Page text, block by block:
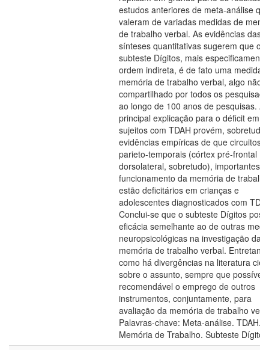
estudos anteriores de meta-análise
valeram de variadas medidas de
de trabalho verbal. As evidências das
sínteses quantitativas sugerem que o
subteste Dígitos, mais
ordem indireta, é de fato uma medida
memória de trabalho verbal, algo não
compartilhado por todos os
ao longo de 100 anos de pesquisas. A
principal explicação para o déficit em
sujeitos com TDAH provém,
evidências empíricas de que circuitos
parieto-temporais (córtex pré-frontal
dorsolateral, sobretudo), importantes
funcionamento da memória de
estão deficitários em crianças e
adolescentes diagnosticados com
Conclui-se que o subteste Dígitos
eficácia semelhante ao de outras
neuropsicológicas na investigação da
memória de trabalho verbal.
como há divergências na literatura
sobre o assunto, sempre que possível
recomendável o emprego de outros
instrumentos, conjuntamente, para
avaliação da memória de trabalho
Palavras-chave: Meta-análise. TDAH.
Memória de Trabalho. Subteste